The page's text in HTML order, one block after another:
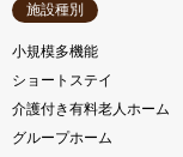
施設種別
小規模多機能
ショートステイ
介護付き有料老人ホーム
グループホーム